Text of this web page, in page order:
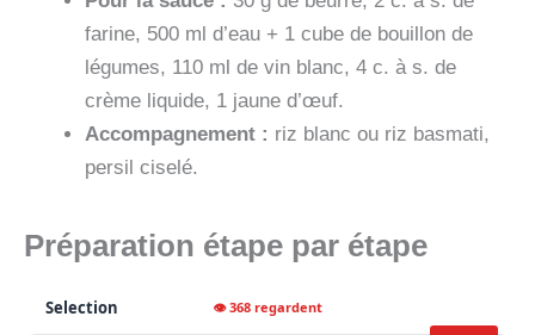
farine, 500 ml d’eau + 1 cube de bouillon de
légumes, 110 ml de vin blanc, 4 c. à s. de
crème liquide, 1 jaune d’œuf.
Accompagnement : riz blanc ou riz basmati,
persil ciselé.
Préparation étape par étape
Selection 👁 368 regardent